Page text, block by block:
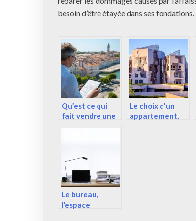
besoin d’être étayée dans ses fondations.
Qu’est ce qui
fait vendre une
maison ?
Le choix d’un
appartement,
Le bureau,
l’espace